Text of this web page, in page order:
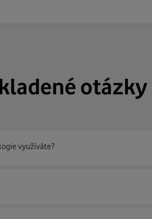
otázky
využíváte?
prostřednictvím několika